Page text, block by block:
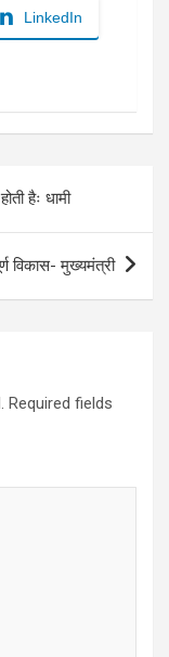
LinkedIn
हैः धामी
विकास- मुख्यमंत्री
Required fields